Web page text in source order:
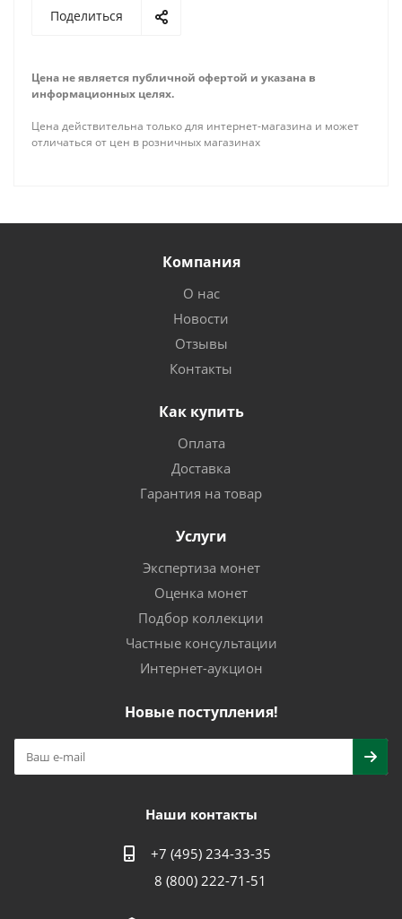
Поделиться
Цена не является публичной офертой и указана в
информационных целях.
Цена действительна только для интернет-магазина и может
отличаться от цен в розничных магазинах
Компания
О нас
Новости
Отзывы
Контакты
Как купить
Оплата
Доставка
Гарантия на товар
Услуги
Экспертиза монет
Оценка монет
Подбор коллекции
Частные консультации
Интернет-аукцион
Новые поступления!
Наши контакты
+7 (495) 234-33-35
8 (800) 222-71-51